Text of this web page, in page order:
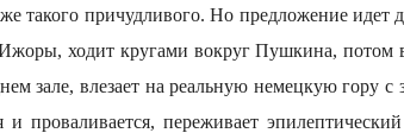
такого причудливого. Но предложение идет
ходит кругами вокруг Пушкина, потом
зале, влезает на реальную немецкую гору с
и проваливается, переживает